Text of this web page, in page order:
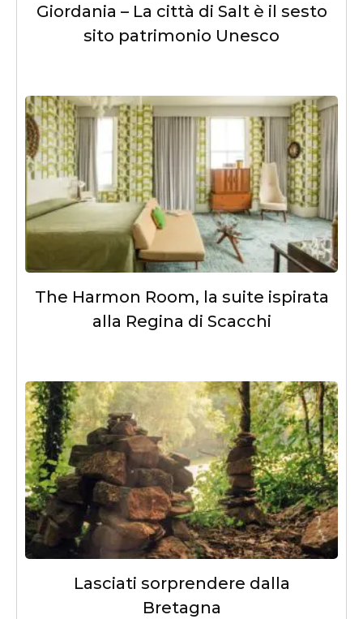
Giordania – La città di Salt è il sesto
sito patrimonio Unesco
The Harmon Room, la suite ispirata
alla Regina di Scacchi
Lasciati sorprendere dalla
Bretagna